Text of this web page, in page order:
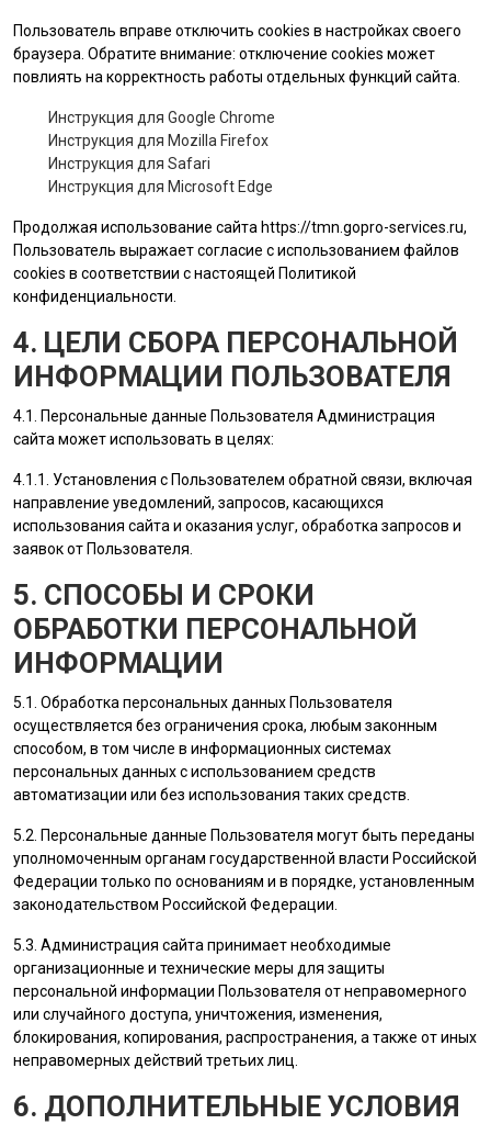
Пользователь вправе отключить cookies в настройках своего
браузера. Обратите внимание: отключение cookies может
повлиять на корректность работы отдельных функций сайта.
Инструкция для Google Chrome
Инструкция для Mozilla Firefox
Инструкция для Safari
Инструкция для Microsoft Edge
Продолжая использование сайта https://tmn.gopro-services.ru,
Пользователь выражает согласие с использованием файлов
cookies в соответствии с настоящей Политикой
конфиденциальности.
4. ЦЕЛИ СБОРА ПЕРСОНАЛЬНОЙ
ИНФОРМАЦИИ ПОЛЬЗОВАТЕЛЯ
4.1. Персональные данные Пользователя Администрация
сайта может использовать в целях:
4.1.1. Установления с Пользователем обратной связи, включая
направление уведомлений, запросов, касающихся
использования сайта и оказания услуг, обработка запросов и
заявок от Пользователя
5. СПОСОБЫ И СРОКИ
ОБРАБОТКИ ПЕРСОНАЛЬНОЙ
ИНФОРМАЦИИ
5.1. Обработка персональных данных Пользователя
осуществляется без ограничения срока, любым законным
способом, в том числе в информационных системах
персональных данных с использованием средств
автоматизации или без использования таких средств.
5.2. Персональные данные Пользователя могут быть переданы
уполномоченным органам государственной власти Российской
Федерации только по основаниям и в порядке, установленным
законодательством Российской Федерации.
5.3. Администрация сайта принимает необходимые
организационные и технические меры для защиты
персональной информации Пользователя от неправомерного
или случайного доступа, уничтожения, изменения,
блокирования, копирования, распространения, а также от иных
неправомерных действий третьих лиц.
6. ДОПОЛНИТЕЛЬНЫЕ УСЛОВИЯ